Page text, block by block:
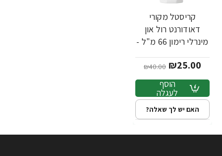
קריסטל מקורי
דאודורנט רול און
מינרלי רימון 66 מ"ל -
₪25.00
₪40.00
הוסף
לעגלה
האם יש לך שאלה?